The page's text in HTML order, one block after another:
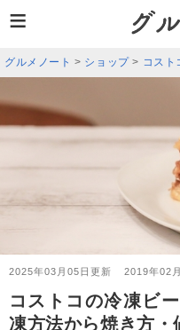
グルメノート > ショップ > コスト
2025年03月05日更新 2019年02
コストコの冷凍ビ
凍方法から焼き方・
≡